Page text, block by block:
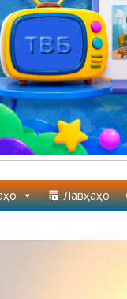
Лавҳаҳо